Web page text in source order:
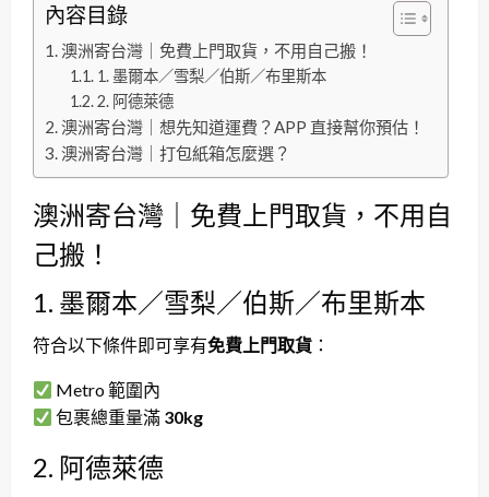
內容目錄
澳洲寄台灣｜免費上門取貨，不用自己搬！
1. 墨爾本／雪梨／伯斯／布里斯本
2. 阿德萊德
澳洲寄台灣｜想先知道運費？APP 直接幫你預估！
澳洲寄台灣｜打包紙箱怎麼選？
澳洲寄台灣｜免費上門取貨，不用自
己搬！
1. 墨爾本／雪梨／伯斯／布里斯本
符合以下條件即可享有免費上門取貨 ：
Metro 範圍內
包裹總重量滿 30kg
2. 阿德萊德